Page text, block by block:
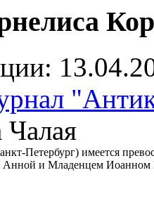
Петербург) имеется
и Младенцем Иоанном